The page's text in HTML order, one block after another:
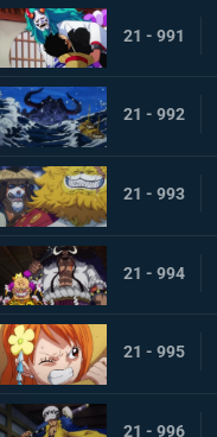
21 - 991
21 - 992
21 - 993
21 - 994
21 - 995
21 - 996